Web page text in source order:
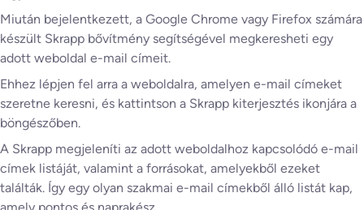
Miután bejelentkezett, a Google Chrome vagy Firefox számára
készült Skrapp bővítmény segítségével megkeresheti egy
adott weboldal e-mail címeit.
Ehhez lépjen fel arra a weboldalra, amelyen e-mail címeket
szeretne keresni, és kattintson a Skrapp kiterjesztés ikonjára a
böngészőben.
A Skrapp megjeleníti az adott weboldalhoz kapcsolódó e-mail
címek listáját, valamint a forrásokat, amelyekből ezeket
találták. Így egy olyan szakmai e-mail címekből álló listát kap,